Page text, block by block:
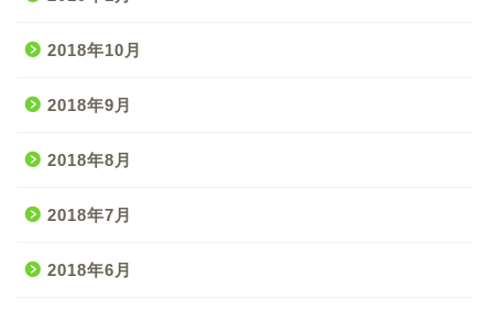
2018年10月
2018年9月
2018年8月
2018年7月
2018年6月